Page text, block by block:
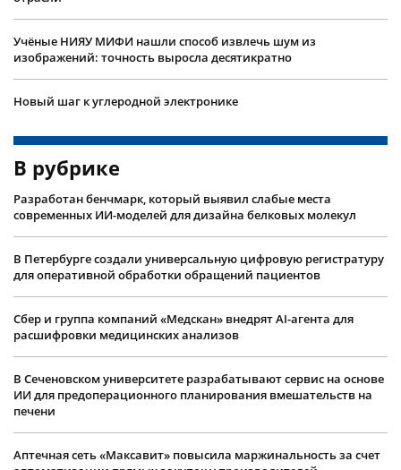
Учëные НИЯУ МИФИ нашли способ извлечь шум из
изображений: точность выросла десятикратно
Новый шаг к углеродной электронике
В рубрике
Разработан бенчмарк, который выявил слабые места
современных ИИ-моделей для дизайна белковых молекул
В Петербурге создали универсальную цифровую регистратуру
для оперативной обработки обращений пациентов
Сбер и группа компаний «Медскан» внедрят AI-агента для
расшифровки медицинских анализов
В Сеченовском университете разрабатывают сервис на основе
ИИ для предоперационного планирования вмешательств на
печени
Аптечная сеть «Максавит» повысила маржинальность за счет